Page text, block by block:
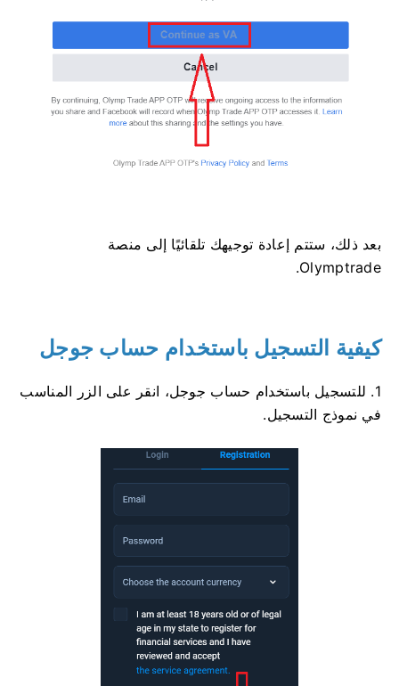
بعد ذلك، ستتم إعادة توجيهك تلقائيًا إلى منصة
Olymptrade.
كيفية التسجيل باستخدام حساب جوجل
1. للتسجيل باستخدام حساب جوجل، انقر على الزر المناسب
في نموذج التسجيل.